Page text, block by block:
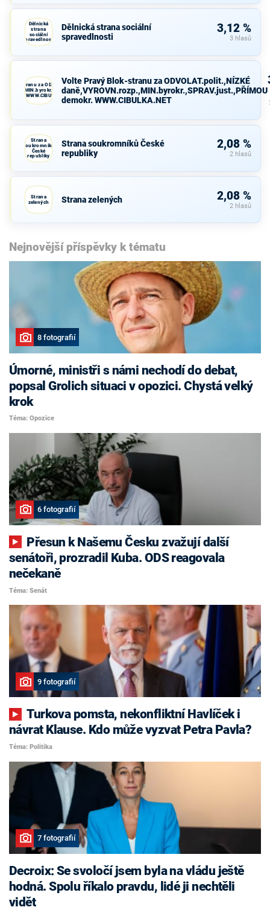
Dělnická
strana
sociální
spravedlnosti
Dělnická strana sociální
spravedlnosti
3,12 %
3 hlasů
Blok-stranu za ODVOLAT.polit.,NÍZKÉ
demokr. WWW.CIBULKA.NET
Volte Pravý Blok-stranu za ODVOLAT.polit.,NÍZKÉ
daně,VYROVN.rozp.,MIN.byrokr.,SPRAV.just.,PŘÍMOU
demokr. WWW.CIBULKA.NET
Strana
soukromníků
České
republiky
Strana soukromníků České
republiky
2,08 %
2 hlasů
Strana
zelených
Strana zelených 2,08 %
2 hlasů
Nejnovější příspěvky k tématu
8 fotografií
Úmorné, ministři s námi nechodí do debat,
popsal Grolich situaci v opozici. Chystá velký
krok
Téma: Opozice
6 fotografií
senátoři, prozradil Kuba. ODS reagovala
nečekaně
Téma: Senát
9 fotografií
Turkova pomsta, nekonfliktní Havlíček i
návrat Klause. Kdo může vyzvat Petra Pavla?
Téma: Politika
7 fotografií
Decroix: Se svoločí jsem byla na vládu ještě
hodná. Spolu říkalo pravdu, lidé ji nechtěli
vidět